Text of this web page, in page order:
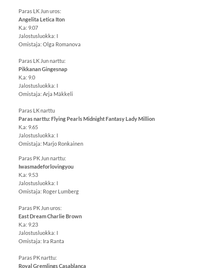
Paras LK Jun uros:
Angelita Letica Iton
K.a: 9.07
Jalostusluokka: I
Omistaja: Olga Romanova
Paras LK Jun narttu:
Pikkanan Gingesnap
K.a: 9.0
Jalostusluokka: I
Omistaja: Arja Mäkkeli
Paras LK narttu
Paras narttu: Flying Pearls Midnight Fantasy Lady Million
K.a: 9.65
Jalostusluokka: I
Omistaja: Marjo Ronkainen
Paras PK Jun narttu:
Iwasmadeforlovingyou
K.a: 9.53
Jalostusluokka: I
Omistaja: Roger Lumberg
Paras PK Jun uros:
East Dream Charlie Brown
K.a: 9.23
Jalostusluokka: I
Omistaja: Ira Ranta
Paras PK narttu:
Royal Gremlings Casablanca